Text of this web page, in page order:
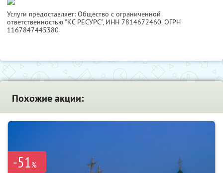
Услуги предоставляет: Общество с ограниченной
ответственностью "КС РЕСУРС", ИНН 7814672460, ОГРН
1167847445380
Похожие акции:
-51%